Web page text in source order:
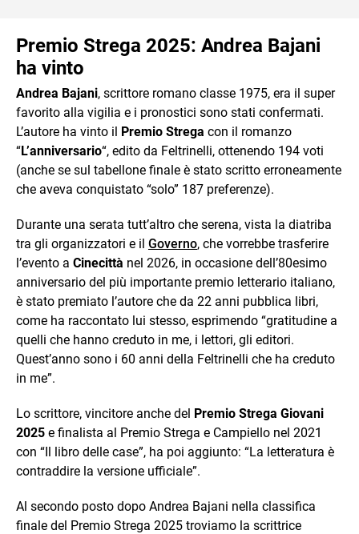
Premio Strega 2025: Andrea Bajani
ha vinto
Andrea Bajani, scrittore romano classe 1975, era il super
favorito alla vigilia e i pronostici sono stati confermati.
L’autore ha vinto il Premio Strega con il romanzo
“L’anniversario“, edito da Feltrinelli, ottenendo 194 voti
(anche se sul tabellone finale è stato scritto erroneamente
che aveva conquistato “solo” 187 preferenze).
Durante una serata tutt’altro che serena, vista la diatriba
tra gli organizzatori e il Governo, che vorrebbe trasferire
l’evento a Cinecittà nel 2026, in occasione dell’80esimo
anniversario del più importante premio letterario italiano,
è stato premiato l’autore che da 22 anni pubblica libri,
come ha raccontato lui stesso, esprimendo “gratitudine a
quelli che hanno creduto in me, i lettori, gli editori.
Quest’anno sono i 60 anni della Feltrinelli che ha creduto
in me”.
Lo scrittore, vincitore anche del Premio Strega Giovani
2025 e finalista al Premio Strega e Campiello nel 2021
con “Il libro delle case”, ha poi aggiunto: “La letteratura è
contraddire la versione ufficiale”.
Al secondo posto dopo Andrea Bajani nella classifica
finale del Premio Strega 2025 troviamo la scrittrice